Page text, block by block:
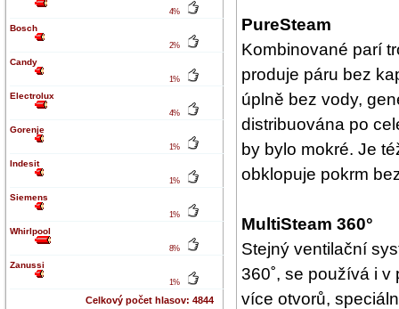
4%
Bosch
2%
Candy
1%
Electrolux
4%
Gorenje
1%
Indesit
1%
Siemens
1%
Whirlpool
8%
Zanussi
1%
Celkový počet hlasov: 4844
PureSteam
Kombinované parí
produje páru bez
úplně bez vody,
distribuována po
by bylo mokré. Je
obklopuje pokrm
MultiSteam 360°
Stejný ventilační
360˚, se používá i
více otvorů,